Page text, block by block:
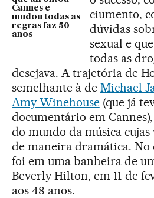
Cannes e
mudou todas as
regras faz 50
anos
ciumento,
dúvidas
sexual e
todas as
desejava. A trajetória de
semelhante à de Michael
Amy Winehouse(que já
documentário em
do mundo da música
de maneira dramática. No
foi em uma banheira de
Beverly Hilton, em 11 de
aos 48 anos.